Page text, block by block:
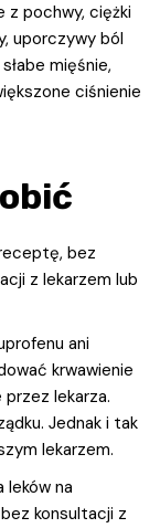
z pochwy, ciężki
uporczywy ból
mięśnie,
ciśnienie
bez
z lekarzem lub
ani
krwawienie
przez lekarza.
Jednak i tak
lekarzem.
leków na
konsultacji z